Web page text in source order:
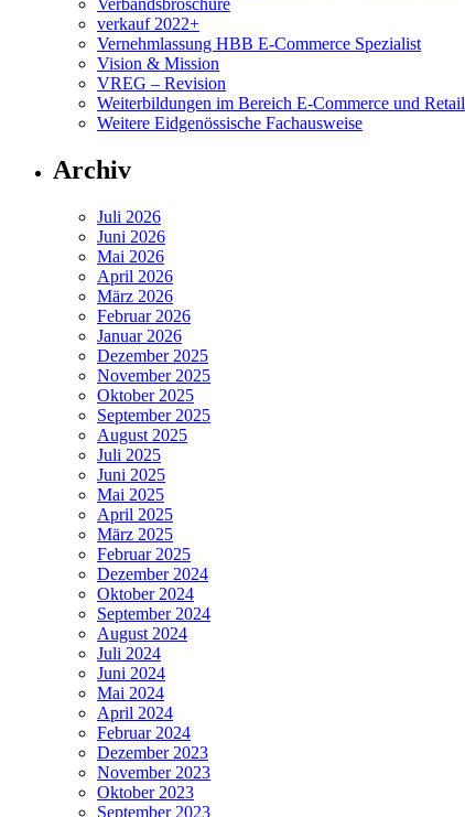
Verbandsbroschüre
verkauf 2022+
Vernehmlassung HBB E-Commerce Spezialist
Vision & Mission
VREG – Revision
Weiterbildungen im Bereich E-Commerce und Retail
Weitere Eidgenössische Fachausweise
Archiv
Juli 2026
Juni 2026
Mai 2026
April 2026
März 2026
Februar 2026
Januar 2026
Dezember 2025
November 2025
Oktober 2025
September 2025
August 2025
Juli 2025
Juni 2025
Mai 2025
April 2025
März 2025
Februar 2025
Dezember 2024
Oktober 2024
September 2024
August 2024
Juli 2024
Juni 2024
Mai 2024
April 2024
Februar 2024
Dezember 2023
November 2023
Oktober 2023
September 2023